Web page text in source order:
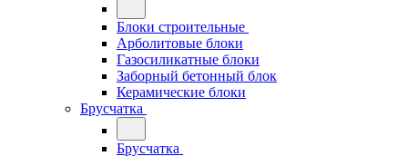
Блоки строительные
Арболитовые блоки
Газосиликатные блоки
Заборный бетонный блок
Керамические блоки
Брусчатка
Брусчатка